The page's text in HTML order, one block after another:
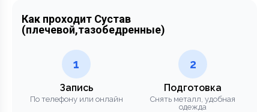
Как проходит Сустав
(плечевой,тазобедренные)
1
Запись
По телефону или онлайн
2
Подготовка
Снять металл, удобная
одежда